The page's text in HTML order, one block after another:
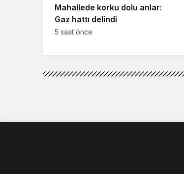
Mahallede korku dolu anlar:
Gaz hattı delindi
5 saat önce